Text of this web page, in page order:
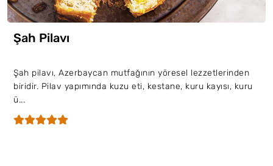
Şah Pilavı
Şah pilavı, Azerbaycan mutfağının yöresel lezzetlerinden
biridir. Pilav yapımında kuzu eti, kestane, kuru kayısı, kuru
ü...